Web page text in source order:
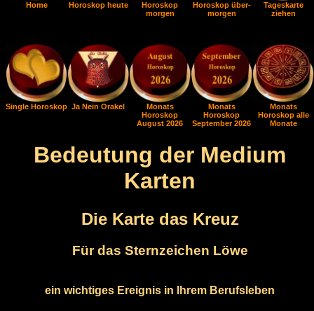
Home Horoskop heute
Horoskop
morgen
Horoskop über-
morgen
Tageskarte
ziehen
Single Horoskop Ja Nein Orakel
Monats
Horoskop
August 2026
Monats
Horoskop
September 2026
Monats
Horoskop alle
Monate
Bedeutung der Medium
Karten
Die Karte das Kreuz
Für das Sternzeichen Löwe
ein wichtiges Ereignis in Ihrem Berufsleben